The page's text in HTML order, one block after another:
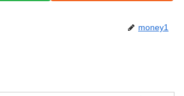
money1